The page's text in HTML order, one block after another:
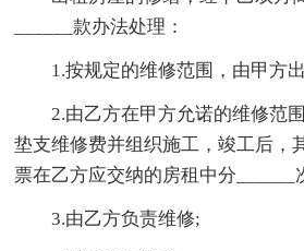
______款办法处理：
1.按规定的维修范围，由甲方
2.由乙方在甲方允诺的维修范
垫支维修费并组织施工，竣工后，
票在乙方应交纳的房租中分______
3.由乙方负责维修;